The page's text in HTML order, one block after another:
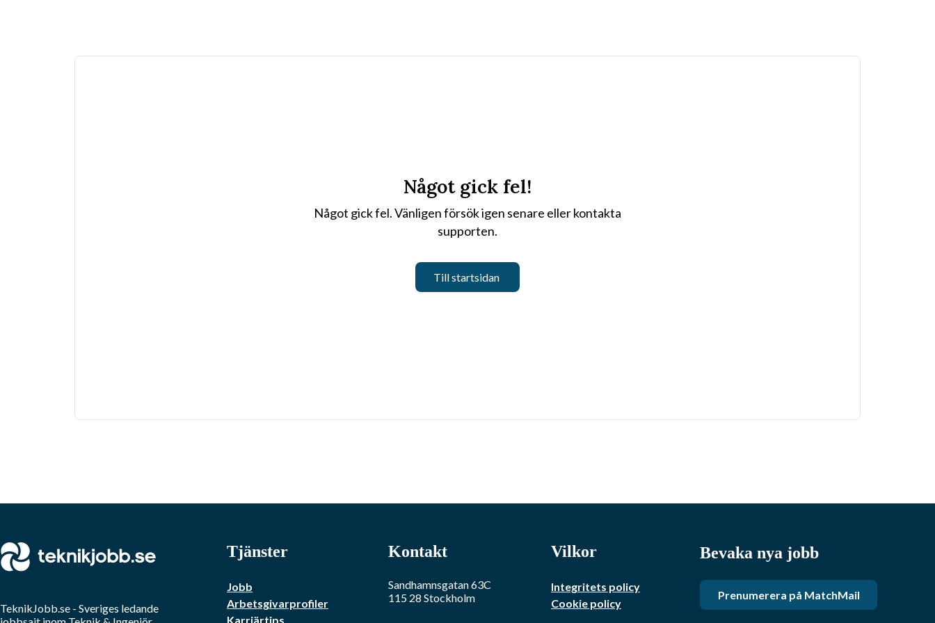
Något gick fel!
Något gick fel. Vänligen försök igen senare eller kontakta
supporten.
Till startsidan
TeknikJobb.se - Sveriges ledande
Tjänster
Jobb
Arbetsgivarprofiler
Karriärtips
Kontakt
Sandhamnsgatan 63C
115 28 Stockholm
Vilkor
Integritets policy
Cookie policy
Bevaka nya jobb
Prenumerera på MatchMail